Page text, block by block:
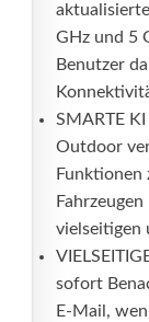
GHz und 5
Benutzer
SMARTE
Outdoor
Funktionen
vielseitigen
sofort
E-Mail,